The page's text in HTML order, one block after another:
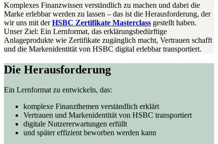
Komplexes Finanzwissen verständlich zu machen und dabei die
Marke erlebbar werden zu lassen – das ist die Herausforderung, der
wir uns mit derHSBC Zertifikate Masterclass gestellt haben.
Unser Ziel: Ein Lernformat, das erklärungsbedürftige
Anlageprodukte wie Zertifikate zugänglich macht, Vertrauen schafft
und die Markenidentität von HSBC digital erlebbar transportiert.
Die Herausforderung
Ein Lernformat zu entwickeln, das:
komplexe Finanzthemen verständlich erklärt
Vertrauen und Markenidentität von HSBC transportiert
digitale Nutzererwartungen erfüllt
und später effizient beworben werden kann